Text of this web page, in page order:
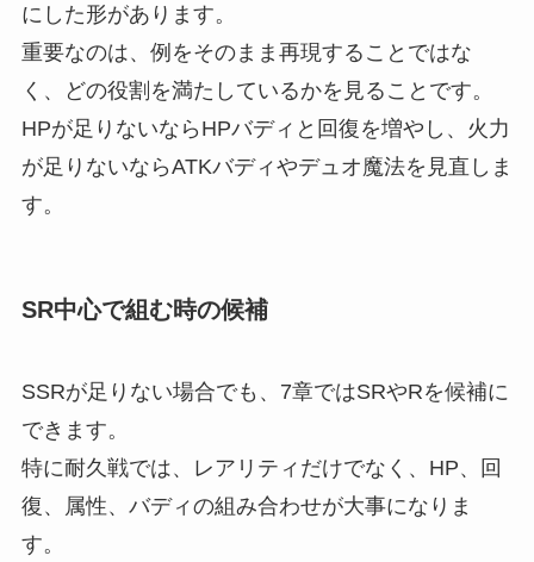
にした形があります。
重要なのは、例をそのまま再現することではな
く、どの役割を満たしているかを見ることです。
HPが足りないならHPバディと回復を増やし、火力
が足りないならATKバディやデュオ魔法を見直しま
す。
SR中心で組む時の候補
SSRが足りない場合でも、7章ではSRやRを候補に
できます。
特に耐久戦では、レアリティだけでなく、HP、回
復、属性、バディの組み合わせが大事になりま
す。